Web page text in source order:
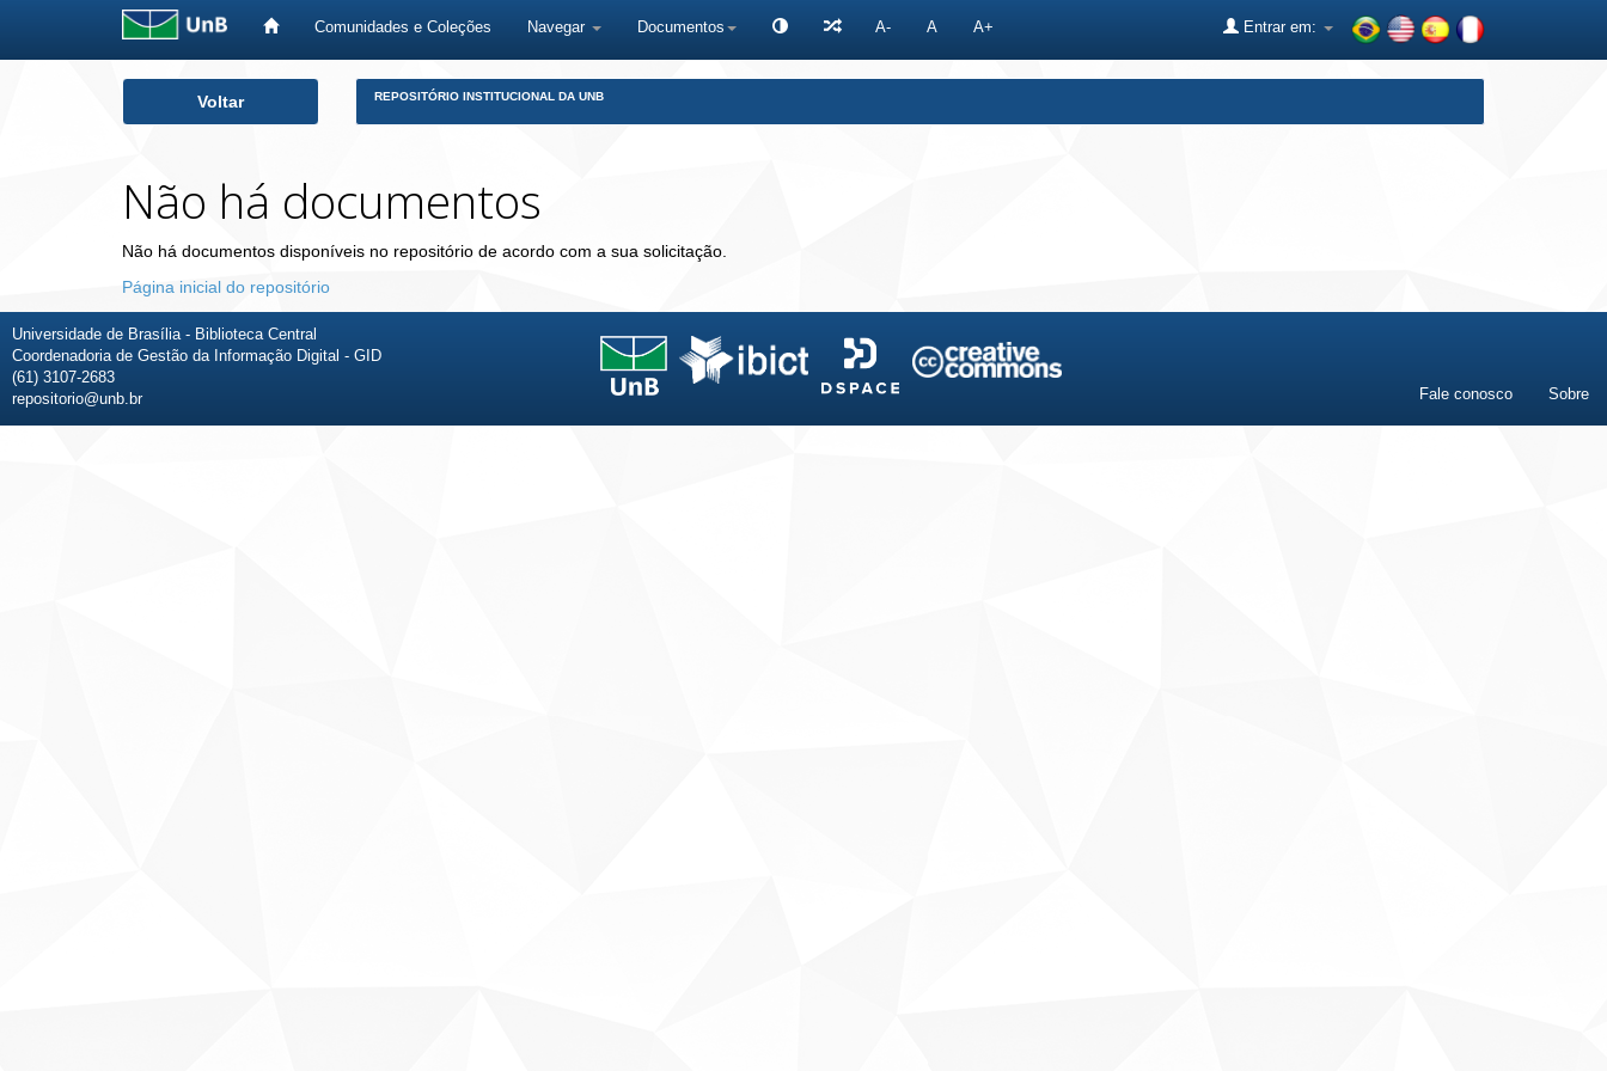
Comunidades e Coleções Navegar Documentos A- A A+ Entrar em:
Voltar REPOSITÓRIO INSTITUCIONAL DA UNB
Não há documentos
Não há documentos disponíveis no repositório de acordo com a sua solicitação.
Página inicial do repositório
Universidade de Brasília - Biblioteca Central
Coordenadoria de Gestão da Informação Digital - GID
(61) 3107-2683
repositorio@unb.br
Fale conosco Sobre